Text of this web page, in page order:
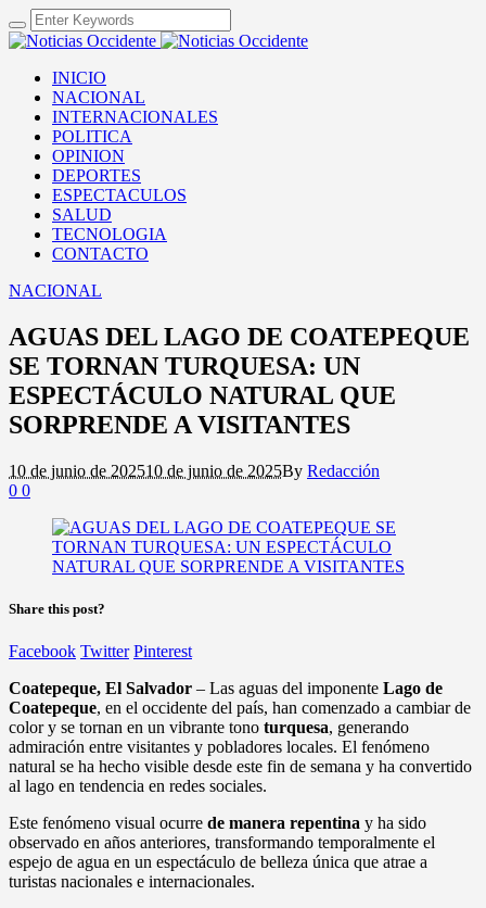
INICIO
NACIONAL
INTERNACIONALES
POLITICA
OPINION
DEPORTES
ESPECTACULOS
SALUD
TECNOLOGIA
CONTACTO
NACIONAL
AGUAS DEL LAGO DE COATEPEQUE
SE TORNAN TURQUESA: UN
ESPECTÁCULO NATURAL QUE
SORPRENDE A VISITANTES
10 de junio de 202510 de junio de 2025By Redacción
0 0
Share this post?
Facebook Twitter Pinterest
Coatepeque, El Salvador – Las aguas del imponente Lago de
Coatepeque, en el occidente del país, han comenzado a cambiar de
color y se tornan en un vibrante tono turquesa, generando
admiración entre visitantes y pobladores locales. El fenómeno
natural se ha hecho visible desde este fin de semana y ha convertido
al lago en tendencia en redes sociales.
Este fenómeno visual ocurre de manera repentina y ha sido
observado en años anteriores, transformando temporalmente el
espejo de agua en un espectáculo de belleza única que atrae a
turistas nacionales e internacionales.